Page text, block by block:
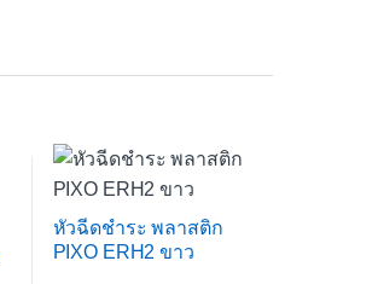
หัวฉีดชำระ พลาสติก
PIXO ERH2 ขาว